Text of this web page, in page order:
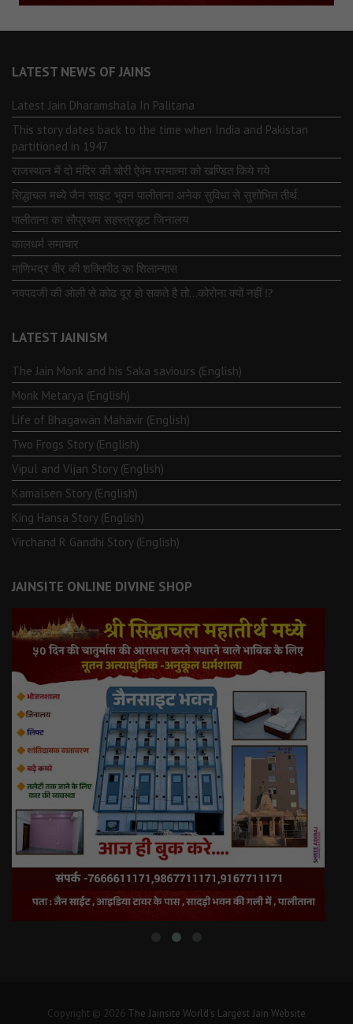
LATEST NEWS OF JAINS
Latest Jain Dharamshala In Palitana
This story dates back to the time when India and Pakistan
partitioned in 1947
राजस्थान में दो मंदिर की चोरी ऐवंम परमात्मा को खण्डित किये गये
सिद्धाचल मध्ये जैन साइट भुवन पालीताना अनेक सुविधा से सुशोभित तीर्थ.
पालीताना का सौप्रथम सहस्त्रकूट जिनालय
कालधर्म समाचार
माणिभद्र वीर की शक्तिपीठ का शिलान्यास
नवपदजी की ओली से कोढ दूर हो सकते है तो…कोरोना क्यों नहीं ⁉️
LATEST JAINISM
The Jain Monk and his Saka saviours (English)
Monk Metarya (English)
Life of Bhagawän Mahävir (English)
Two Frogs Story (English)
Vipul and Vijan Story (English)
Kamalsen Story (English)
King Hansa Story (English)
Virchand R Gandhi Story (English)
JAINSITE ONLINE DIVINE SHOP
Copyright © 2026 The Jainsite World's Largest Jain Website